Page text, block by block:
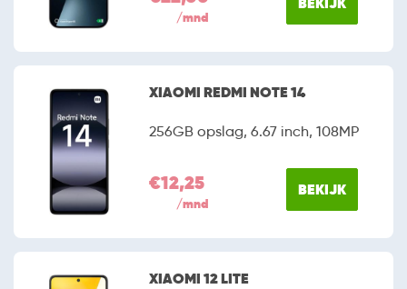
/mnd
XIAOMI REDMI NOTE 14
256GB opslag, 6.67 inch, 108MP
€12,25
/mnd
BEKIJK
XIAOMI 12 LITE